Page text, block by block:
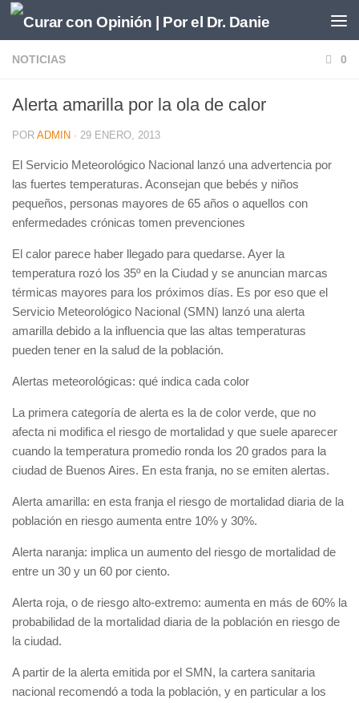
Saltar al contenido
NOTICIAS 0
Alerta amarilla por la ola de calor
POR ADMIN · 29 ENERO, 2013
El Servicio Meteorológico Nacional lanzó una advertencia por
las fuertes temperaturas. Aconsejan que bebés y niños
pequeños, personas mayores de 65 años o aquellos con
enfermedades crónicas tomen prevenciones
El calor parece haber llegado para quedarse. Ayer la
temperatura rozó los 35º en la Ciudad y se anuncian marcas
térmicas mayores para los próximos días. Es por eso que el
Servicio Meteorológico Nacional (SMN) lanzó una alerta
amarilla debido a la influencia que las altas temperaturas
pueden tener en la salud de la población.
Alertas meteorológicas: qué indica cada color
La primera categoría de alerta es la de color verde, que no
afecta ni modifica el riesgo de mortalidad y que suele aparecer
cuando la temperatura promedio ronda los 20 grados para la
ciudad de Buenos Aires. En esta franja, no se emiten alertas.
Alerta amarilla: en esta franja el riesgo de mortalidad diaria de la
población en riesgo aumenta entre 10% y 30%.
Alerta naranja: implica un aumento del riesgo de mortalidad de
entre un 30 y un 60 por ciento.
Alerta roja, o de riesgo alto-extremo: aumenta en más de 60% la
probabilidad de la mortalidad diaria de la población en riesgo de
la ciudad.
A partir de la alerta emitida por el SMN, la cartera sanitaria
nacional recomendó a toda la población, y en particular a los